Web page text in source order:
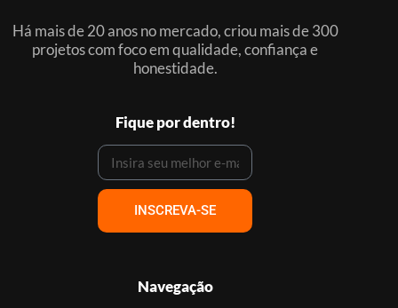
Há mais de 20 anos no mercado, criou mais de 300
projetos com foco em qualidade, confiança e
honestidade.
Fique por dentro!
INSCREVA-SE
Navegação